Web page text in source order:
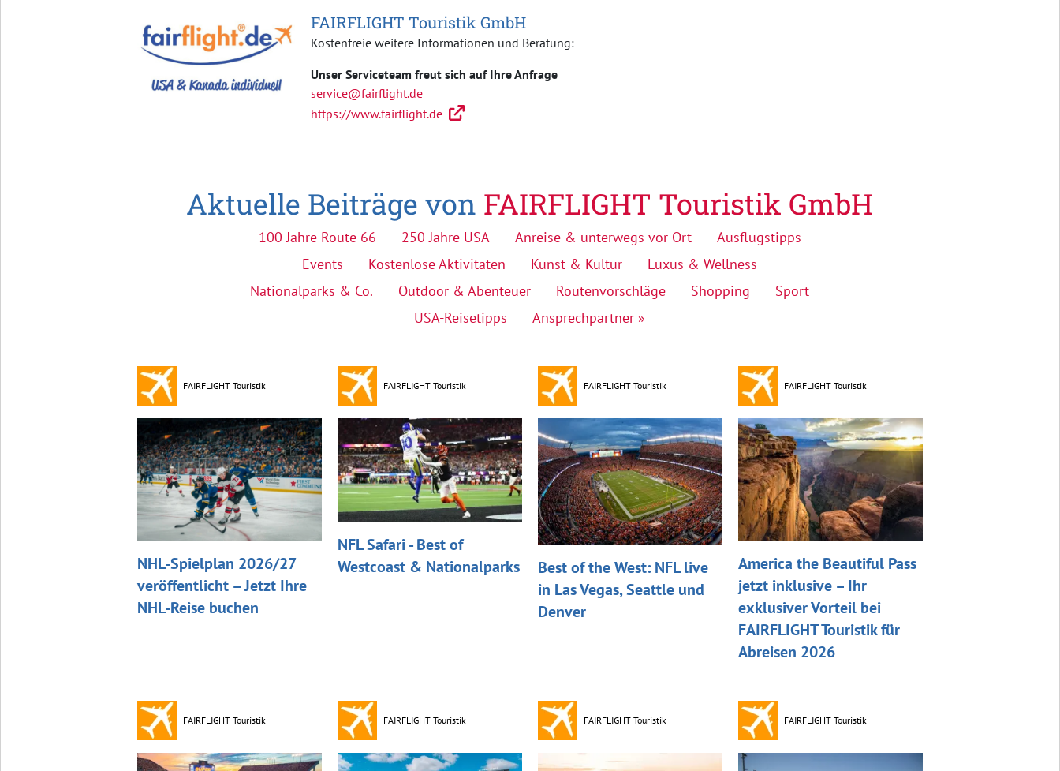
FAIRFLIGHT Touristik GmbH
Kostenfreie weitere Informationen und Beratung:
Unser Serviceteam freut sich auf Ihre Anfrage
service@fairflight.de
https://www.fairflight.de
Aktuelle Beiträge von FAIRFLIGHT Touristik GmbH
100 Jahre Route 66 250 Jahre USA Anreise & unterwegs vor Ort
Ausflugstipps
Events
Kostenlose Aktivitäten Kunst & Kultur
Luxus & Wellness
Nationalparks & Co.
Outdoor & Abenteuer Routenvorschläge Shopping
Sport
USA-Reisetipps
Ansprechpartner »
FAIRFLIGHT Touristik
NHL-Spielplan 2026/27
veröffentlicht – Jetzt Ihre
NHL-Reise buchen
FAIRFLIGHT Touristik
NFL Safari - Best of
Westcoast & Nationalparks
FAIRFLIGHT Touristik
Best of the West: NFL live
in Las Vegas, Seattle und
Denver
FAIRFLIGHT Touristik
America the Beautiful Pass
jetzt inklusive – Ihr
exklusiver Vorteil bei
FAIRFLIGHT Touristik für
Abreisen 2026
FAIRFLIGHT Touristik FAIRFLIGHT Touristik FAIRFLIGHT Touristik FAIRFLIGHT Touristik